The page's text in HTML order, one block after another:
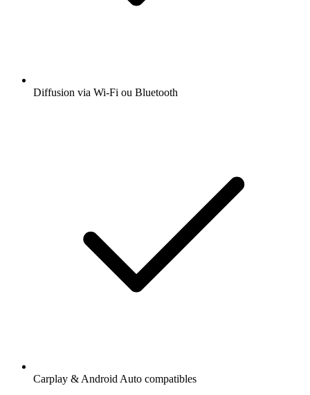
Diffusion via Wi-Fi ou Bluetooth
Carplay & Android Auto compatibles